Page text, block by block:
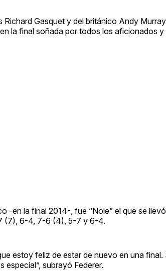
Gasquet y del británico Andy
la final soñada por todos los aficionados y
-en la final 2014-, fue “Nole” el que se
(7), 6-4, 7-6 (4), 5-7 y 6-4.
estoy feliz de estar de nuevo en una
especial”, subrayó Federer.